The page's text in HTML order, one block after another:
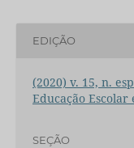
EDIÇÃO
(2020) v. 15, n.
Educação
SEÇÃO